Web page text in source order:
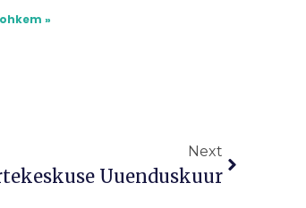
»
Next
Uuenduskuur